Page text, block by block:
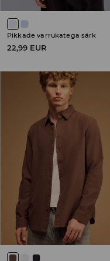
Pikkade varrukatega särk
22,99 EUR